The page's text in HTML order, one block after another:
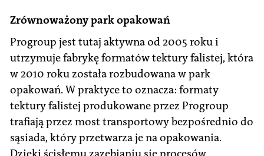
Zrównoważony park opakowań
Progroup jest tutaj aktywna od 2005 roku i
utrzymuje fabrykę formatów tektury falistej, która
w 2010 roku została rozbudowana w park
opakowań. W praktyce to oznacza: formaty
tektury falistej produkowane przez Progroup
trafiają przez most transportowy bezpośrednio do
sąsiada, który przetwarza je na opakowania.